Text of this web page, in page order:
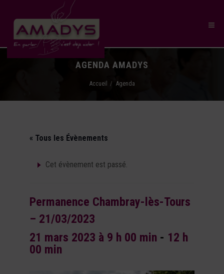
AGENDA AMADYS
Accueil Agenda
« Tous les Évènements
Cet évènement est passé.
Permanence Chambray-lès-Tours
– 21/03/2023
21 mars 2023 à 9 h 00 min - 12 h
00 min